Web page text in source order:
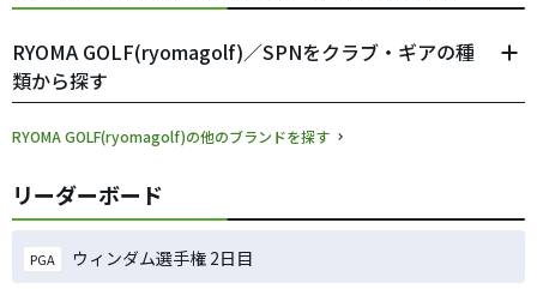
RYOMA GOLF(ryomagolf)／SPNをクラブ・ギアの種
類から探す
RYOMA GOLF(ryomagolf)の他のブランドを探す
リーダーボード
PGA ウィンダム選手権 2日目